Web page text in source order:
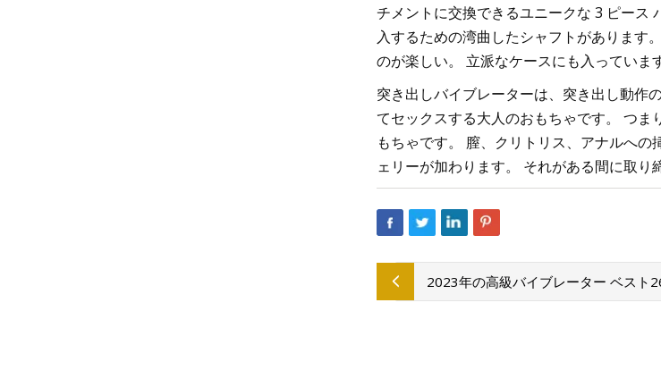
チメントに交換できるユニークな 3 ピース
入するための湾曲したシャフトがあります
のが楽しい。 立派なケースにも入っていま
突き出しバイブレーターは、突き出し動作
てセックスする大人のおもちゃです。 つ
もちゃです。 膣、クリトリス、アナルへ
ェリーが加わります。 それがある間に取り
2023年の高級バイブレーター ベスト